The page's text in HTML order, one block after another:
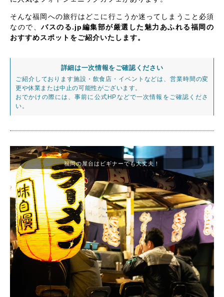
そんな福岡への旅行はどこに行こうか迷ってしまうこと必須
なので、バスのる.jp編集部が厳選した魅力あふれる福岡の
おすすめスポットをご紹介いたします。
詳細は一次情報をご確認ください
ご紹介しております施設・飲食店・イベントなどは、営業時間の変
更や休業または中止の可能性がございます。
おでかけの際には、事前に公式HPなどで一次情報をご確認くださ
い。
福岡の屋台はビギナーでも大丈夫！